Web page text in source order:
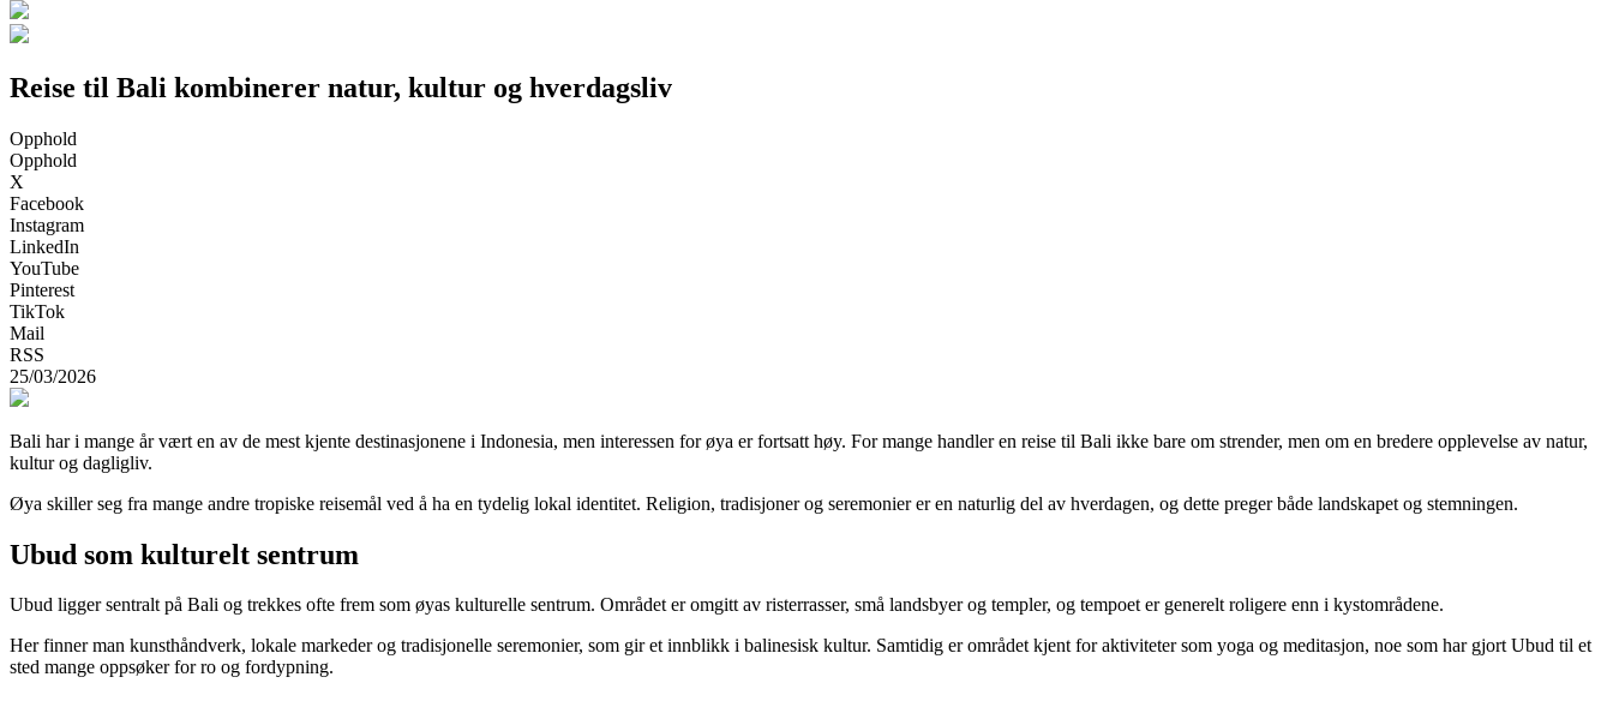
Reise til Bali kombinerer natur, kultur og hverdagsliv
Opphold
Opphold
X
Facebook
Instagram
LinkedIn
YouTube
Pinterest
TikTok
Mail
RSS
25/03/2026
Bali har i mange år vært en av de mest kjente destinasjonene i Indonesia, men interessen for øya er fortsatt høy. For mange handler en reise til Bali ikke bare om strender, men om en bredere opplevelse av natur,
kultur og dagligliv.
Øya skiller seg fra mange andre tropiske reisemål ved å ha en tydelig lokal identitet. Religion, tradisjoner og seremonier er en naturlig del av hverdagen, og dette preger både landskapet og stemningen.
Ubud som kulturelt sentrum
Ubud ligger sentralt på Bali og trekkes ofte frem som øyas kulturelle sentrum. Området er omgitt av risterrasser, små landsbyer og templer, og tempoet er generelt roligere enn i kystområdene.
Her finner man kunsthåndverk, lokale markeder og tradisjonelle seremonier, som gir et innblikk i balinesisk kultur. Samtidig er området kjent for aktiviteter som yoga og meditasjon, noe som har gjort Ubud til et
sted mange oppsøker for ro og fordypning.